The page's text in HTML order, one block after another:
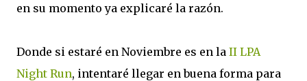
en su momento ya explicaré la razón.
Donde si estaré en Noviembre es en la II LPA
Night Run, intentaré llegar en buena forma para